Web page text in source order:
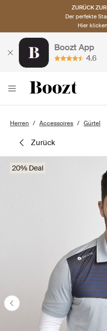
ZURÜCK
Der perfekte
Hier
Boozt App
4.6
Herren Accessoires Gürtel
zurück
20% Deal